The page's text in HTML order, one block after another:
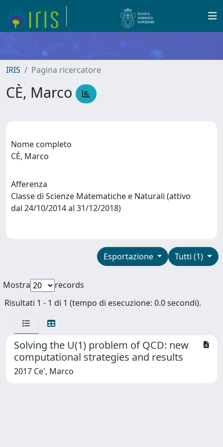
IRIS Pagina ricercatore
CÈ, Marco
Nome completo
CÈ, Marco
Afferenza
Classe di Scienze Matematiche e Naturali (attivo
dal 24/10/2014 al 31/12/2018)
Tutti (1)
Esportazione
Mostra
records
Risultati 1 - 1 di 1 (tempo di esecuzione: 0.0 secondi).
Solving the U(1) problem of QCD: new
computational strategies and results
2017 Ce', Marco